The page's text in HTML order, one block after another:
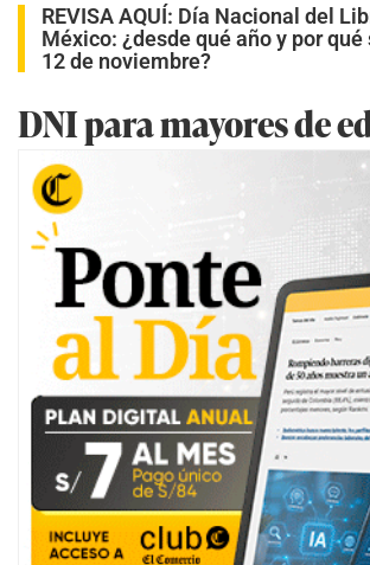
REVISA AQUÍ: Día Nacional del
México: ¿desde qué año y por
12 de noviembre?
DNI para mayores de